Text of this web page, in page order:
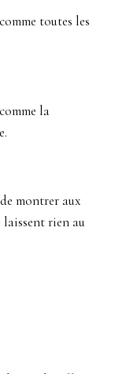
toutes les
la
montrer aux
laissent rien au